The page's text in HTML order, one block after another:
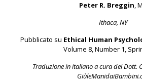
Peter R. Breggin,
Ithaca, NY
Pubblicato su Ethical Human
Volume 8, Number 1,
Traduzione in italiano a cura del Dott.